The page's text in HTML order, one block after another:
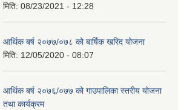
मिति: 08/23/2021 - 12:28
आर्थिक बर्ष २०७७/०७८ को बार्षिक खरिद योजना
मिति: 12/05/2020 - 08:07
आर्थिक बर्ष २०७६/०७७ को गाउपालिका स्तरीय योजना
तथा कार्यक्रम